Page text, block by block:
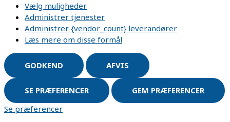
Vælg muligheder
Administrer tjenester
Administrer {vendor_count} leverandører
Læs mere om disse formål
GODKEND AFVIS
SE PRÆFERENCER
GEM PRÆFERENCER
Se præferencer